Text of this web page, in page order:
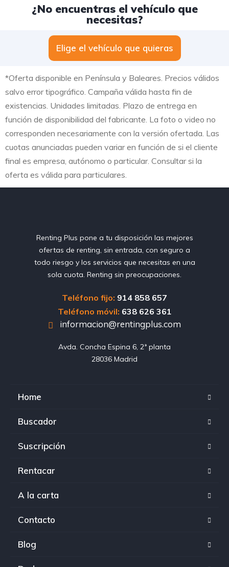
¿No encuentras el vehículo que
necesitas?
Elige el vehículo que quieras
*Oferta disponible en Península y Baleares. Precios válidos
salvo error tipográfico. Campaña válida hasta fin de
existencias. Unidades limitadas. Plazo de entrega en
función de disponibilidad del fabricante. La foto o video no
corresponden necesariamente con la versión ofertada. Las
cuotas anunciadas pueden variar en función de si el cliente
final es empresa, autónomo o particular. Consultar si la
oferta es válida para particulares.
Renting Plus pone a tu disposición las mejores
ofertas de renting, sin entrada, con seguro a
todo riesgo y los servicios que necesitas en una
sola cuota. Renting sin preocupaciones.
Teléfono fijo: 914 858 657
Teléfono móvil: 638 626 361
informacion@rentingplus.com
Avda. Concha Espina 6, 2ª planta
28036 Madrid
Home
Buscador
Suscripción
Rentacar
A la carta
Contacto
Blog